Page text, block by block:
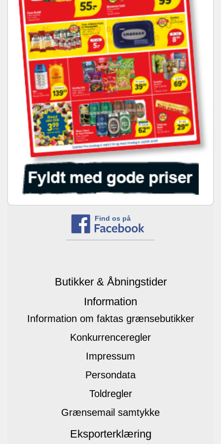
Find os på
Butikker & Åbningstider
Information
Information om faktas grænsebutikker
Konkurrenceregler
Impressum
Persondata
Toldregler
Grænsemail samtykke
Eksporterklæring